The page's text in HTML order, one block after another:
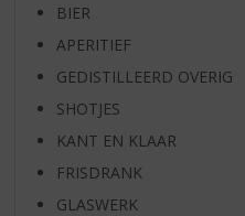
BIER
APERITIEF
GEDISTILLEERD OVERIG
SHOTJES
KANT EN KLAAR
FRISDRANK
GLASWERK